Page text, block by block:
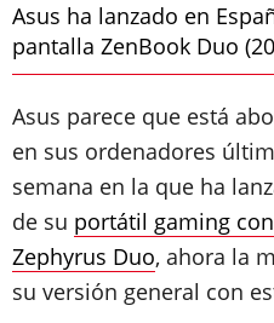
Asus ha lanzado en
pantalla ZenBook Duo
Asus parece que está
en sus ordenadores
semana en la que ha
de su portátil gaming
Zephyrus Duo, ahora la
su versión general con